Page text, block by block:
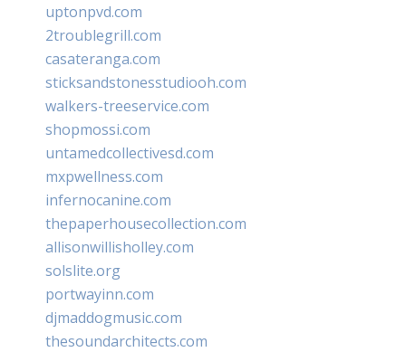
uptonpvd.com
2troublegrill.com
casateranga.com
sticksandstonesstudiooh.com
walkers-treeservice.com
shopmossi.com
untamedcollectivesd.com
mxpwellness.com
infernocanine.com
thepaperhousecollection.com
allisonwillisholley.com
solslite.org
portwayinn.com
djmaddogmusic.com
thesoundarchitects.com